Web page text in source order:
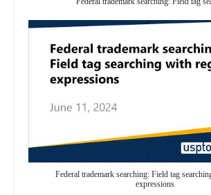
Federal trademark searching: Field tag
expressions